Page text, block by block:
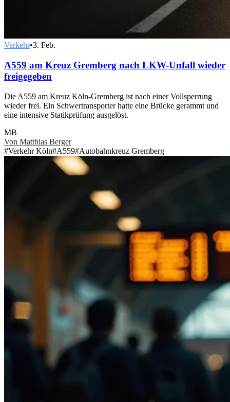
Verkehr•3. Feb.
A559 am Kreuz Gremberg nach LKW-Unfall wieder
freigegeben
Die A559 am Kreuz Köln-Gremberg ist nach einer Vollsperrung
wieder frei. Ein Schwertransporter hatte eine Brücke gerammt und
eine intensive Statikprüfung ausgelöst.
MB
Von Matthias Berger
#Verkehr Köln#A559#Autobahnkreuz Gremberg